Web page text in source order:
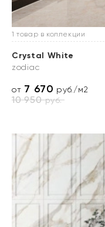
1 товар в коллекции
Crystal White
zodiac
от 7 670 руб./м2
10 950руб.